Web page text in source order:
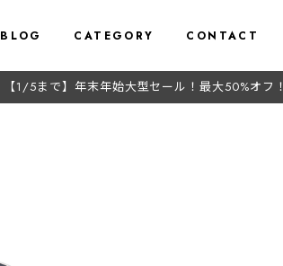
BLOG CATEGORY CONTACT
【1/5まで】年末年始大型セール！最大50%オフ！